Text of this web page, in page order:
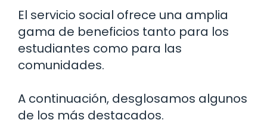
El servicio social ofrece una amplia
gama de beneficios tanto para los
estudiantes como para las
comunidades.
A continuación, desglosamos algunos
de los más destacados.